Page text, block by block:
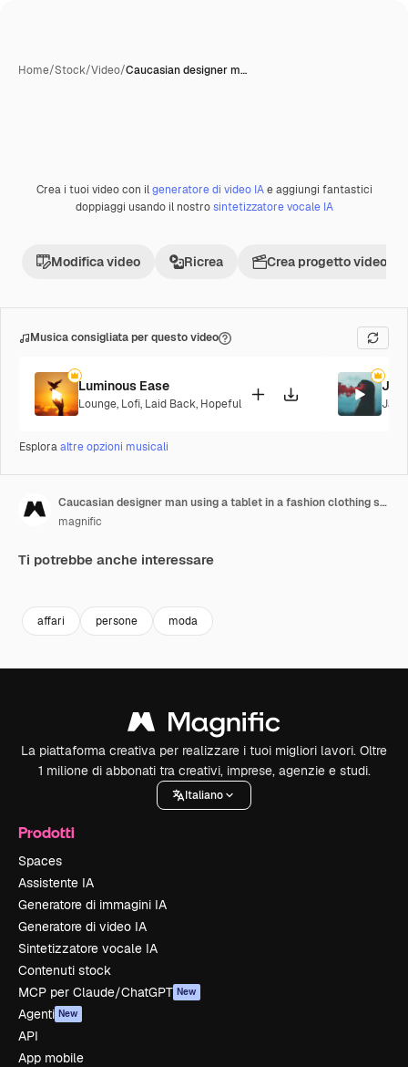
Home/Stock/Video/Caucasian designer m…
Crea i tuoi video con ilgeneratore di video IAe aggiungi fantastici
doppiaggi usando il nostrosintetizzatore vocale IA
Modifica video Ricrea Crea progetto video
Musica consigliata per questo video
Luminous Ease
Lounge, Lofi, Laid Back, Hopeful Jazz
Esploraaltre opzioni musicali
Caucasian designer man using a tablet in a fashion clothing store
magnific
Ti potrebbe anche interessare
affari persone moda
La piattaforma creativa per realizzare i tuoi migliori lavori. Oltre
1 milione di abbonati tra creativi, imprese, agenzie e studi.
Italiano
Prodotti
Spaces
Assistente IA
Generatore di immagini IA
Generatore di video IA
Sintetizzatore vocale IA
Contenuti stock
MCP per Claude/ChatGPT New
Agenti New
API
App mobile